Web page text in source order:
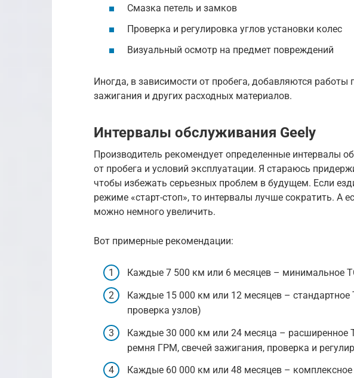
Смазка петель и замков
Проверка и регулировка углов установки колес
Визуальный осмотр на предмет повреждений
Иногда, в зависимости от пробега, добавляются
зажигания и других расходных материалов.
Интервалы обслуживания Geely
Производитель рекомендует определенные интервалы
от пробега и условий эксплуатации. Я стараюсь
чтобы избежать серьезных проблем в будущем. Если
режиме «старт-стоп», то интервалы лучше сократить. А
можно немного увеличить.
Вот примерные рекомендации:
Каждые 7 500 км или 6 месяцев – минимальное
Каждые 15 000 км или 12 месяцев –
проверка узлов)
Каждые 30 000 км или 24 месяца – расширенное
ремня ГРМ, свечей зажигания, проверка и
Каждые 60 000 км или 48 месяцев –